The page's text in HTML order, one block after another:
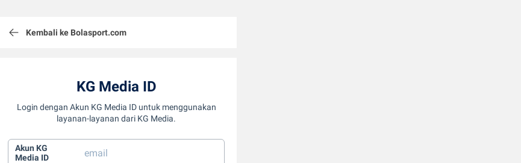
Kembali ke Bolasport.com
KG Media ID
Login dengan Akun KG Media ID untuk menggunakan
layanan-layanan dari KG Media.
Akun KG
Media ID